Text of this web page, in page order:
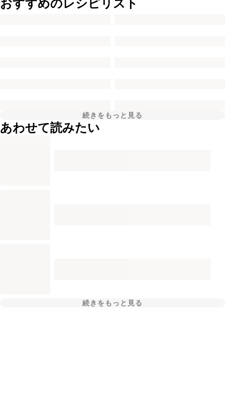
おすすめのレシピリスト
続きをもっと見る
あわせて読みたい
続きをもっと見る